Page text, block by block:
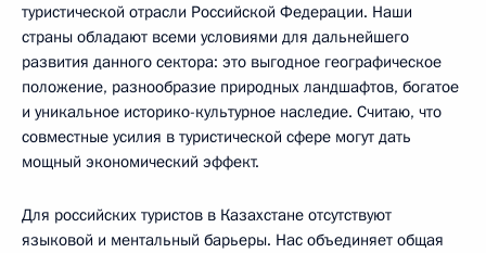
туристической отрасли Российской Федерации. Наши
страны обладают всеми условиями для дальнейшего
развития данного сектора: это выгодное географическое
положение, разнообразие природных ландшафтов, богатое
и уникальное историко-культурное наследие. Считаю, что
совместные усилия в туристической сфере могут дать
мощный экономический эффект.
Для российских туристов в Казахстане отсутствуют
языковой и ментальный барьеры. Нас объединяет общая